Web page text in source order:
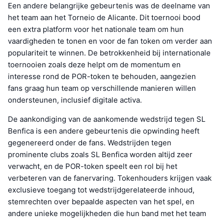
Een andere belangrijke gebeurtenis was de deelname van
het team aan het Torneio de Alicante. Dit toernooi bood
een extra platform voor het nationale team om hun
vaardigheden te tonen en voor de fan token om verder aan
populariteit te winnen. De betrokkenheid bij internationale
toernooien zoals deze helpt om de momentum en
interesse rond de POR-token te behouden, aangezien
fans graag hun team op verschillende manieren willen
ondersteunen, inclusief digitale activa.
De aankondiging van de aankomende wedstrijd tegen SL
Benfica is een andere gebeurtenis die opwinding heeft
gegenereerd onder de fans. Wedstrijden tegen
prominente clubs zoals SL Benfica worden altijd zeer
verwacht, en de POR-token speelt een rol bij het
verbeteren van de fanervaring. Tokenhouders krijgen vaak
exclusieve toegang tot wedstrijdgerelateerde inhoud,
stemrechten over bepaalde aspecten van het spel, en
andere unieke mogelijkheden die hun band met het team